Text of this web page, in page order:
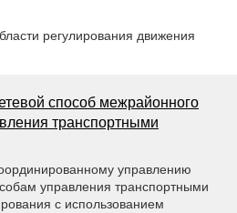
регулирования движения
способ межрайонного
транспортными
управлению
управления транспортными
с использованием